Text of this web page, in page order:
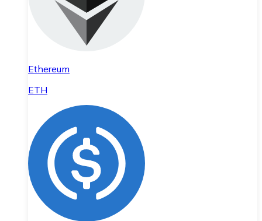
Ethereum
ETH